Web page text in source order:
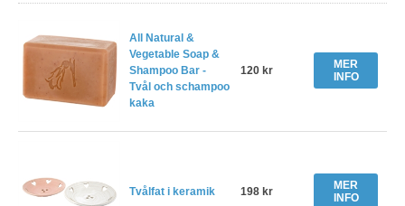
All Natural &
Vegetable Soap &
Shampoo Bar -
Tvål och schampoo
kaka
120 kr
MER
INFO
Tvålfat i keramik 198 kr
MER
INFO